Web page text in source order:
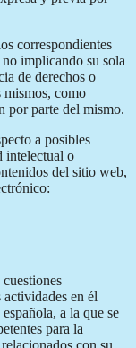
correspondientes
implicando su sola
de derechos o
mismos, como
por parte del mismo.
a posibles
intelectual o
del sitio web,
en él
a la que se
para la
con su